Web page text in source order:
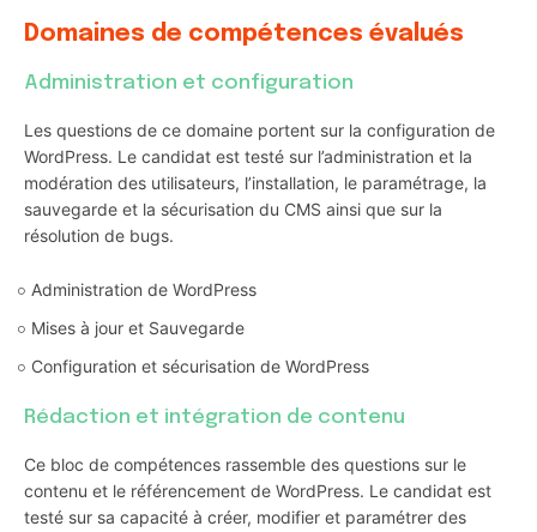
Domaines de compétences évalués
Administration et configuration
Les questions de ce domaine portent sur la configuration de
WordPress. Le candidat est testé sur l’administration et la
modération des utilisateurs, l’installation, le paramétrage, la
sauvegarde et la sécurisation du CMS ainsi que sur la
résolution de bugs.
Administration de WordPress
Mises à jour et Sauvegarde
Configuration et sécurisation de WordPress
Rédaction et intégration de contenu
Ce bloc de compétences rassemble des questions sur le
contenu et le référencement de WordPress. Le candidat est
testé sur sa capacité à créer, modifier et paramétrer des